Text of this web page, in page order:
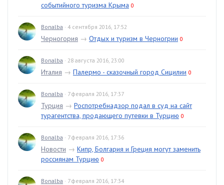
событийного туризма Крыма 0
Bonalba · 4 сентября 2016, 17:52
Черногория → Отдых и туризм в Черногрии 0
Bonalba · 28 августа 2016, 23:00
Италия → Палермо - сказочный город Сицилии 0
Bonalba · 7 февраля 2016, 17:37
Турция → Роспотребнадзор подал в суд на сайт
турагентства, продающего путевки в Турцию 0
Bonalba · 7 февраля 2016, 17:36
Новости → Кипр, Болгария и Греция могут заменить
россиянам Турцию 0
Bonalba · 7 февраля 2016, 17:34